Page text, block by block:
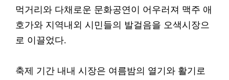
먹거리와 다채로운 문화공연이 어우러져 맥주 애
호가와 지역내외 시민들의 발걸음을 오색시장으
로 이끌었다.
축제 기간 내내 시장은 여름밤의 열기와 활기로